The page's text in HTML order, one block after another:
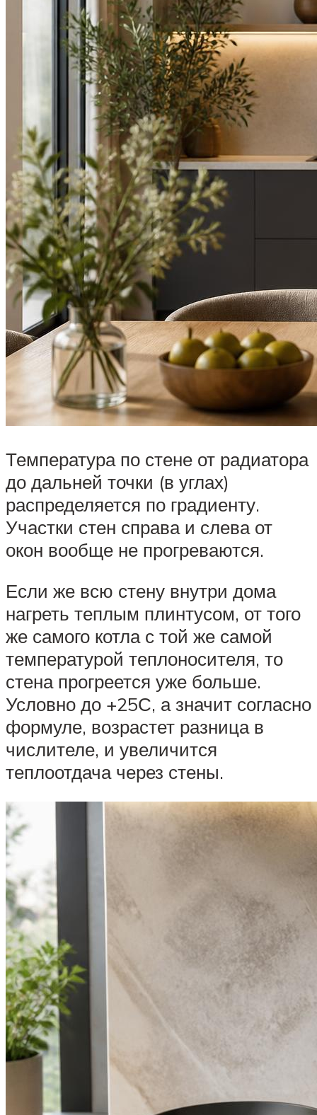
Температура по стене от радиатора
до дальней точки (в углах)
распределяется по градиенту.
Участки стен справа и слева от
окон вообще не прогреваются.
Если же всю стену внутри дома
нагреть теплым плинтусом, от того
же самого котла с той же самой
температурой теплоносителя, то
стена прогреется уже больше.
Условно до +25С, а значит согласно
формуле, возрастет разница в
числителе, и увеличится
теплоотдача через стены.